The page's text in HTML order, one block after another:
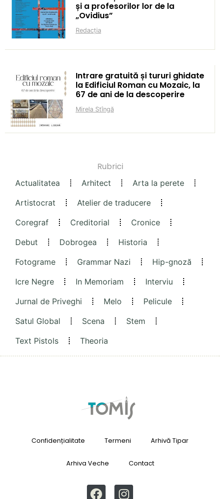
și a profesorilor lor de la
„Ovidius”
Redacția
Intrare gratuită și tururi ghidate
la Edificiul Roman cu Mozaic, la
67 de ani de la descoperire
Mirela Stîngă
Rubrici
Actualitatea Arhitect
Arta la perete
Artistocrat
Atelier de traducere
Coregraf
Creditorial
Cronice
Debut
Dobrogea
Historia
Fotograme
Grammar Nazi
Hip-gnoză
Icre Negre
In Memoriam
Interviu
Jurnal de Priveghi
Melo
Pelicule
Satul Global
Scena
Stem
Text Pistols
Theoria
Confidențialitate Termeni Arhivă Tipar
Arhiva Veche Contact